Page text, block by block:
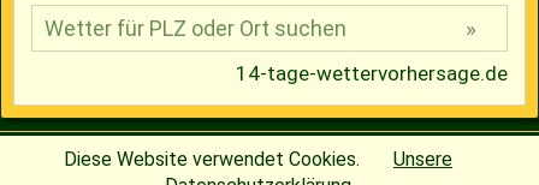
HenningDiese Website verwendet Cookies.
Unsere